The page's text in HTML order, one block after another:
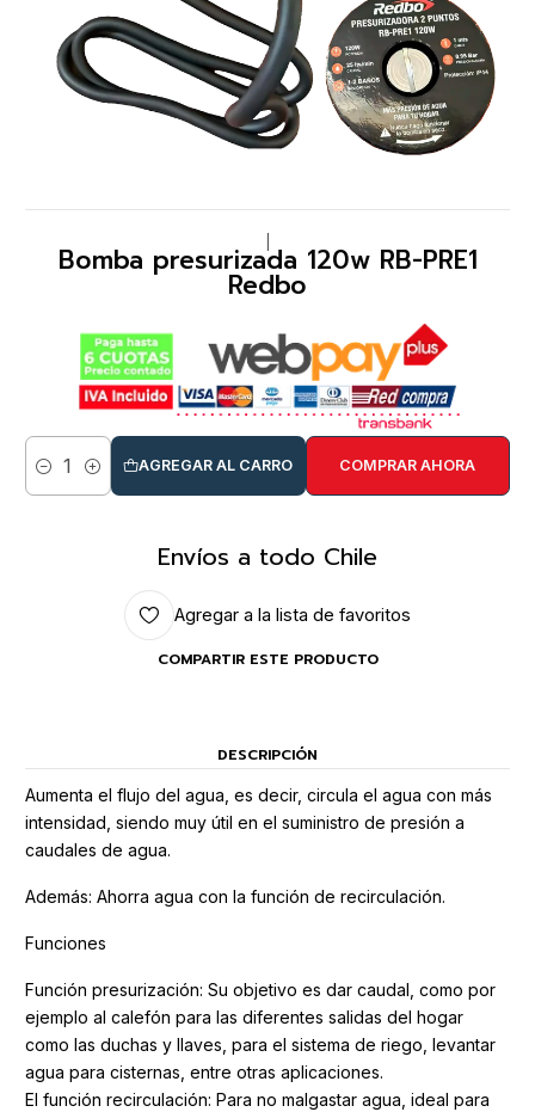
Bomba presurizada 120w RB-PRE1
Redbo
Cantidad
AGREGAR AL CARRO COMPRAR AHORA
Envíos a todo Chile
Agregar a la lista de favoritos
COMPARTIR ESTE PRODUCTO
DESCRIPCIÓN
Aumenta el flujo del agua, es decir, circula el agua con más
intensidad, siendo muy útil en el suministro de presión a
caudales de agua.
Además: Ahorra agua con la función de recirculación.
Funciones
Función presurización: Su objetivo es dar caudal, como por
ejemplo al calefón para las diferentes salidas del hogar
como las duchas y llaves, para el sistema de riego, levantar
agua para cisternas, entre otras aplicaciones.
El función recirculación: Para no malgastar agua, ideal para